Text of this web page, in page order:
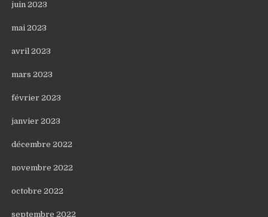
juin 2023
mai 2023
avril 2023
mars 2023
février 2023
janvier 2023
décembre 2022
novembre 2022
octobre 2022
septembre 2022